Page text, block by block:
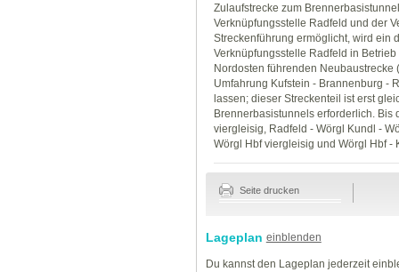
Zulaufstrecke zum
Verknüpfungsstelle Radfeld und der
Streckenführung ermöglicht, wird ein
Verknüpfungsstelle Radfeld in
Nordosten führenden
Umfahrung Kufstein - Brannenburg -
lassen; dieser Streckenteil ist erst
Brennerbasistunnels erforderlich.
viergleisig, Radfeld - Wörgl Kundl -
Wörgl Hbf viergleisig und Wörgl Hbf
Seite drucken
Lageplan einblenden
Du kannst den Lageplan jederzeit